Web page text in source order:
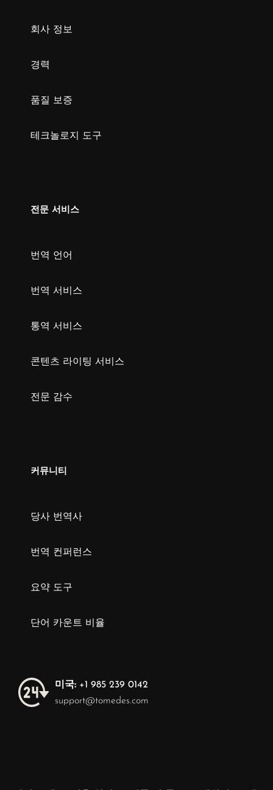
회사 정보
경력
품질 보증
테크놀로지 도구
전문 서비스
번역 언어
번역 서비스
통역 서비스
콘텐츠 라이팅 서비스
전문 감수
커뮤니티
당사 번역사
번역 컨퍼런스
요약 도구
단어 카운트 비율
미국: +1 985 239 0142
support@tomedes.com